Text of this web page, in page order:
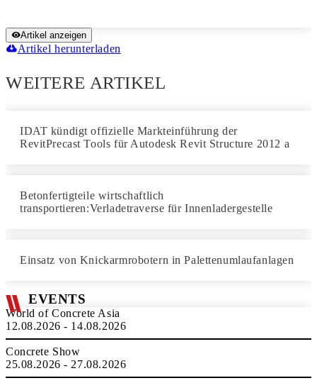
Artikel anzeigen
Artikel herunterladen
WEITERE ARTIKEL
IDAT kündigt offizielle Markteinführung der
RevitPrecast Tools für Autodesk Revit Structure 2012 a
Betonfertigteile wirtschaftlich
transportieren:Verladetraverse für Innenladergestelle
Einsatz von Knickarmrobotern in Palettenumlaufanlagen
EVENTS
World of Concrete Asia
12.08.2026 - 14.08.2026
Concrete Show
25.08.2026 - 27.08.2026